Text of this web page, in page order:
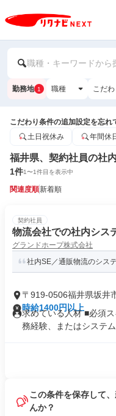
職種・キーワードから
勤務地 1 職種 こだ
こだわり条件の追加設定を忘れ
土日祝休み
年間休
福井県、契約社員の社
1件1〜1件目を表示中
関連度順新着順
契約社員
物流会社での社内シス
グランドホープ株式会社
社内SE／通販物流のシス
〒919-0506福井県坂井
時給1400円以上
求めている人材 ■必須
務経験、またはシステム
この条件を保存して
んか？